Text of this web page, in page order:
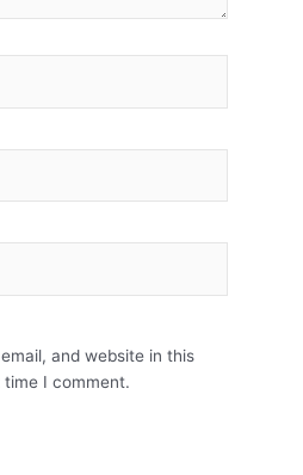
and website in this
I comment.